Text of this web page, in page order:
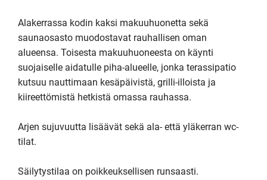
Alakerrassa kodin kaksi makuuhuonetta sekä
saunaosasto muodostavat rauhallisen oman
alueensa. Toisesta makuuhuoneesta on käynti
suojaiselle aidatulle piha-alueelle, jonka terassipatio
kutsuu nauttimaan kesäpäivistä, grilli-illoista ja
kiireettömistä hetkistä omassa rauhassa.
Arjen sujuvuutta lisäävät sekä ala- että yläkerran wc-
tilat.
Säilytystilaa on poikkeuksellisen runsaasti.